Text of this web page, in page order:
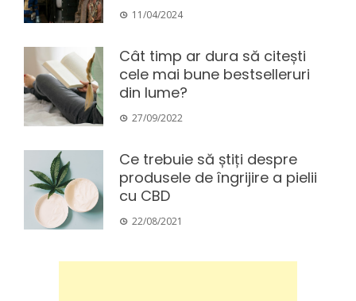
11/04/2024
Cât timp ar dura să citești
cele mai bune bestselleruri
din lume?
27/09/2022
Ce trebuie să știți despre
produsele de îngrijire a pielii
cu CBD
22/08/2021